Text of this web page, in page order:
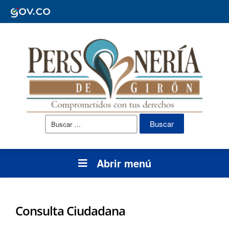
Buscar:
Abrir menú
Consulta Ciudadana